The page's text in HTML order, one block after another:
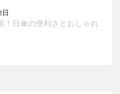
！日傘の便利さとおしゃれ